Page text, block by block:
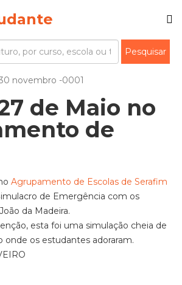
novembro -0001
de Maio no
de
Agrupamento de Escolas de Serafim
de Emergência com os
da Madeira.
esta foi uma simulação cheia de
onde os estudantes adoraram.